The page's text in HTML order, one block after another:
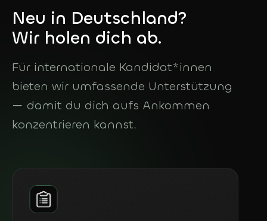
Neu in Deutschland?
Wir holen dich ab.
Für internationale Kandidat*innen
bieten wir umfassende Unterstützung
— damit du dich aufs Ankommen
konzentrieren kannst.